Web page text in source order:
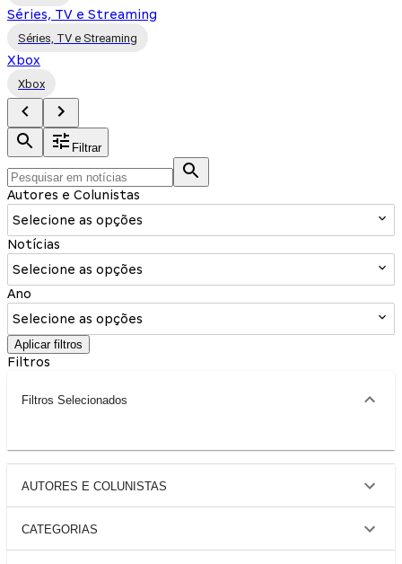
Séries, TV e Streaming
Séries, TV e Streaming
Xbox
Xbox
Filtrar
Autores e Colunistas
Selecione as opções
Notícias
Selecione as opções
Ano
Selecione as opções
Aplicar filtros
Filtros
Filtros Selecionados
AUTORES E COLUNISTAS
CATEGORIAS